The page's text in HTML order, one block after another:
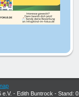
- Edith Buntrock - Stand: